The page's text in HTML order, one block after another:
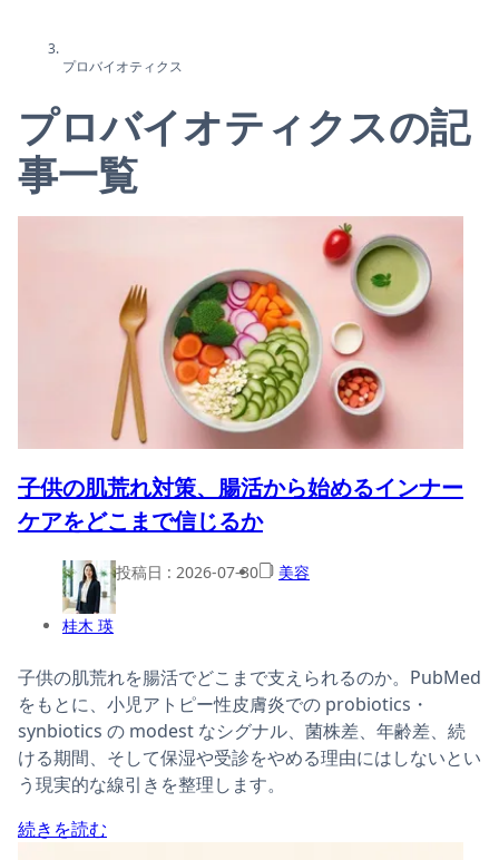
プロバイオティクス
プロバイオティクスの記
事一覧
子供の肌荒れ対策、腸活から始めるインナー
ケアをどこまで信じるか
桂木 瑛
投稿日 : 2026-07-30 美容
子供の肌荒れを腸活でどこまで支えられるのか。PubMed
をもとに、小児アトピー性皮膚炎での probiotics・
synbiotics の modest なシグナル、菌株差、年齢差、続
ける期間、そして保湿や受診をやめる理由にはしないとい
う現実的な線引きを整理します。
続きを読む